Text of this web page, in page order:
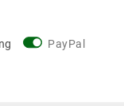
PayPal